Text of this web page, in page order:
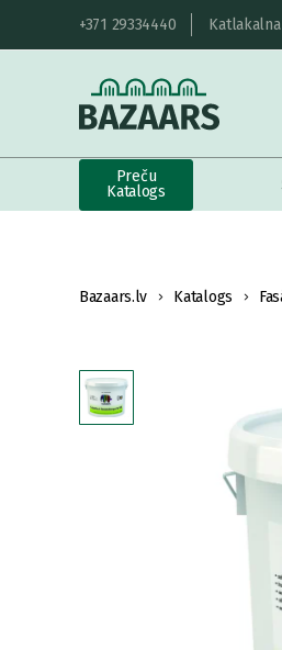
+371 29334440
Preču
Katalogs
Bazaars.lv Katalogs